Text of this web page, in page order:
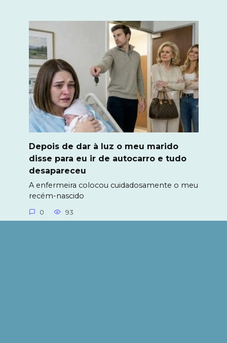
Depois de dar à luz o meu marido
disse para eu ir de autocarro e tudo
desapareceu
A enfermeira colocou cuidadosamente o meu
recém-nascido
0 93